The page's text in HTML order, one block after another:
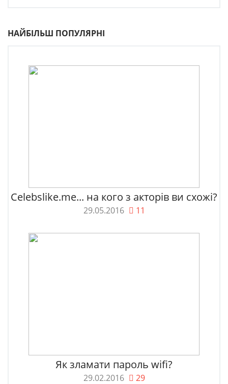
НАЙБІЛЬШ ПОПУЛЯРНІ
Celebslike.me... на кого з акторів ви схожі?
29.05.2016 11
Як зламати пароль wifi?
29.02.2016 29